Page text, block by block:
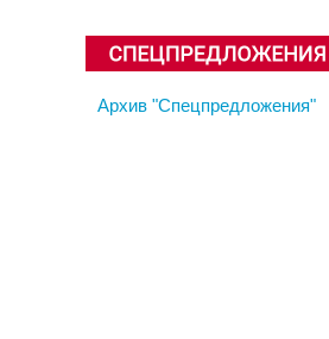
Архив "Спецпредложения"